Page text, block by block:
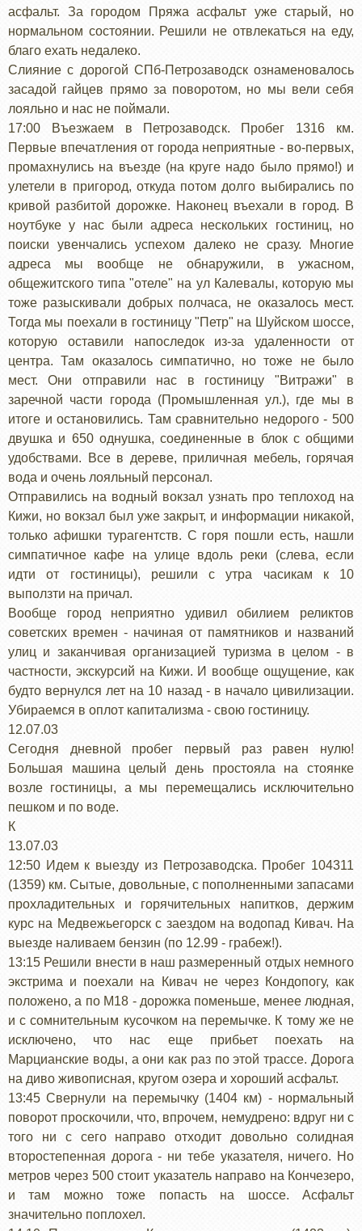
асфальт. За городом Пряжа асфальт уже старый, но
нормальном состоянии. Решили не отвлекаться на еду,
благо ехать недалеко.
Слияние с дорогой СПб-Петрозаводск ознаменовалось
засадой гайцев прямо за поворотом, но мы вели себя
лояльно и нас не поймали.
17:00 Въезжаем в Петрозаводск. Пробег 1316 км.
Первые впечатления от города неприятные - во-первых,
промахнулись на въезде (на круге надо было прямо!) и
улетели в пригород, откуда потом долго выбирались по
кривой разбитой дорожке. Наконец въехали в город. В
ноутбуке у нас были адреса нескольких гостиниц, но
поиски увенчались успехом далеко не сразу. Многие
адреса мы вообще не обнаружили, в ужасном,
общежитского типа "отеле" на ул Калевалы, которую мы
тоже разыскивали добрых полчаса, не оказалось мест.
Тогда мы поехали в гостиницу "Петр" на Шуйском шоссе,
которую оставили напоследок из-за удаленности от
центра. Там оказалось симпатично, но тоже не было
мест. Они отправили нас в гостиницу "Витражи" в
заречной части города (Промышленная ул.), где мы в
итоге и остановились. Там сравнительно недорого - 500
двушка и 650 однушка, соединенные в блок с общими
удобствами. Все в дереве, приличная мебель, горячая
вода и очень лояльный персонал.
Отправились на водный вокзал узнать про теплоход на
Кижи, но вокзал был уже закрыт, и информации никакой,
только афишки турагентств. С горя пошли есть, нашли
симпатичное кафе на улице вдоль реки (слева, если
идти от гостиницы), решили с утра часикам к 10
выползти на причал.
Вообще город неприятно удивил обилием реликтов
советских времен - начиная от памятников и названий
улиц и заканчивая организацией туризма в целом - в
частности, экскурсий на Кижи. И вообще ощущение, как
будто вернулся лет на 10 назад - в начало цивилизации.
Убираемся в оплот капитализма - свою гостиницу.
12.07.03
Сегодня дневной пробег первый раз равен нулю!
Большая машина целый день простояла на стоянке
возле гостиницы, а мы перемещались исключительно
пешком и по воде.
К
13.07.03
12:50 Идем к выезду из Петрозаводска. Пробег 104311
(1359) км. Сытые, довольные, с пополненными запасами
прохладительных и горячительных напитков, держим
курс на Медвежьегорск с заездом на водопад Кивач. На
выезде наливаем бензин (по 12.99 - грабеж!).
13:15 Решили внести в наш размеренный отдых немного
экстрима и поехали на Кивач не через Кондопогу, как
положено, а по М18 - дорожка поменьше, менее людная,
и с сомнительным кусочком на перемычке. К тому же не
исключено, что нас еще прибьет поехать на
Марцианские воды, а они как раз по этой трассе. Дорога
на диво живописная, кругом озера и хороший асфальт.
13:45 Свернули на перемычку (1404 км) - нормальный
поворот проскочили, что, впрочем, немудрено: вдруг ни с
того ни с сего направо отходит довольно солидная
второстепенная дорога - ни тебе указателя, ничего. Но
метров через 500 стоит указатель направо на Кончезеро,
и там можно тоже попасть на шоссе. Асфальт
значительно поплохел.